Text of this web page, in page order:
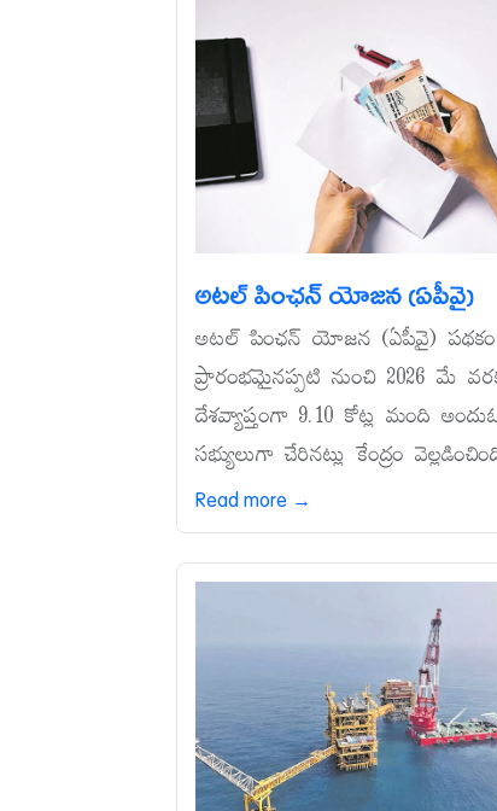
అటల్‌ పింఛన్‌ యోజన (ఏపీవై)
అటల్‌ పింఛన్‌ యోజన (ఏపీవై) పథకం
ప్రారంభమైనప్పటి నుంచి 2026 మే
దేశవ్యాప్తంగా 9.10 కోట్ల మంది
సభ్యులుగా చేరినట్లు కేంద్రం
Read more →